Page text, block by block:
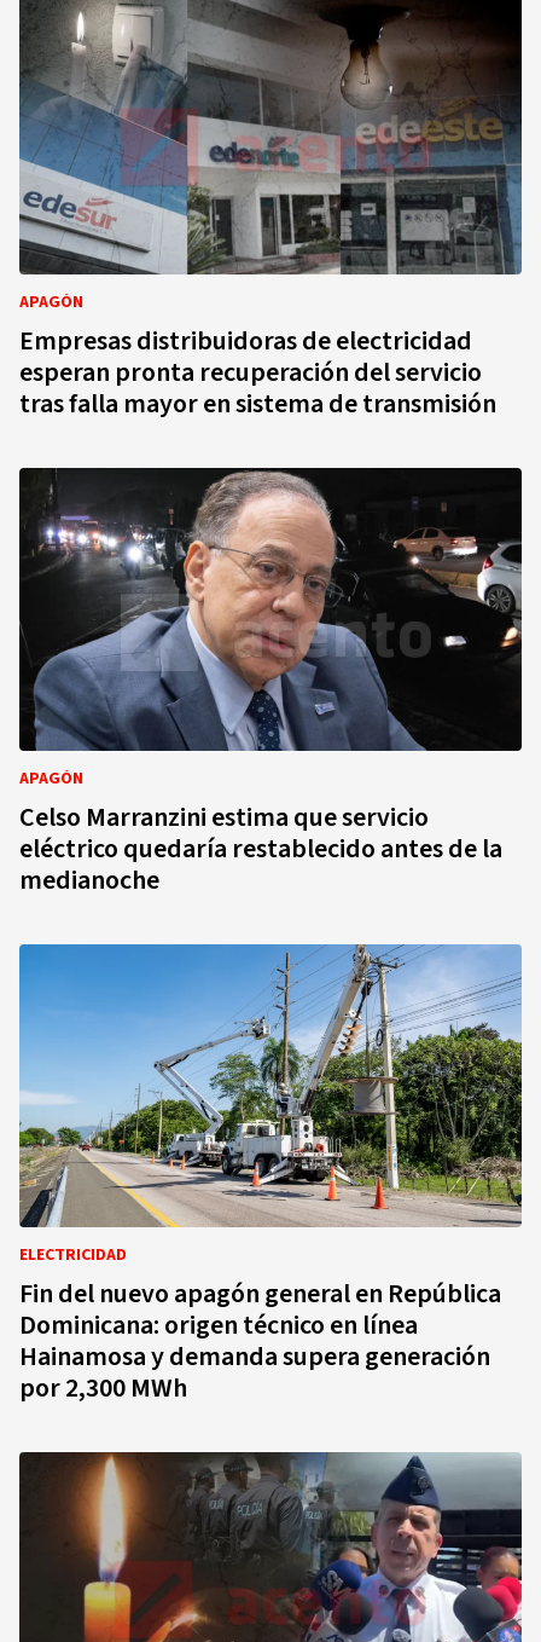
APAGÓN
Empresas distribuidoras de electricidad
esperan pronta recuperación del servicio
tras falla mayor en sistema de transmisión
APAGÓN
Celso Marranzini estima que servicio
eléctrico quedaría restablecido antes de la
medianoche
ELECTRICIDAD
Fin del nuevo apagón general en República
Dominicana: origen técnico en línea
Hainamosa y demanda supera generación
por 2,300 MWh